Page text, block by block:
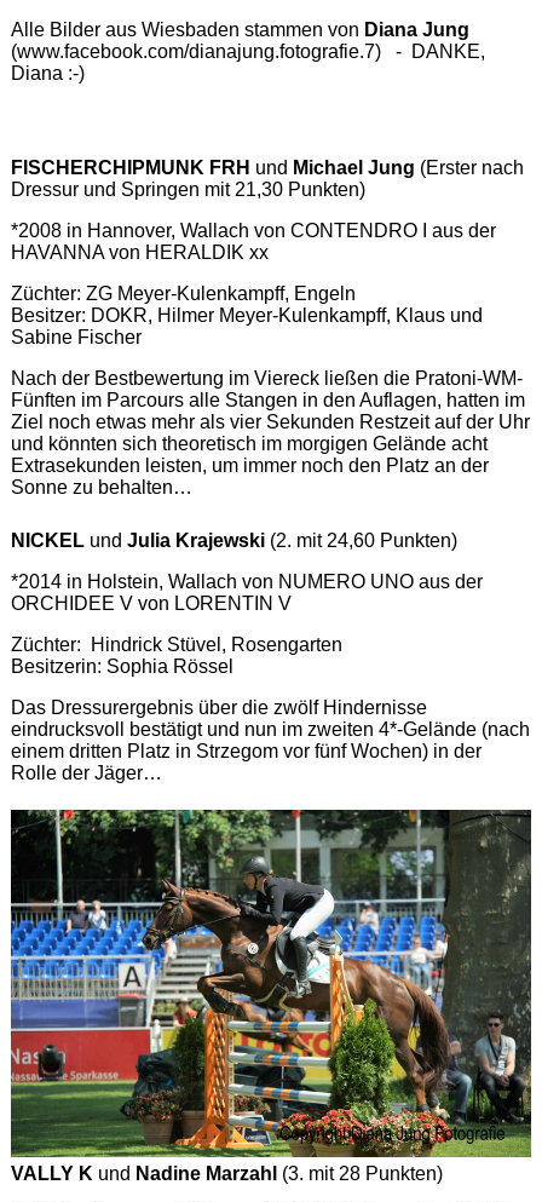
Alle Bilder aus Wiesbaden stammen von Diana Jung
(www.facebook.com/dianajung.fotografie.7) - DANKE,
Diana :-)
FISCHERCHIPMUNK FRH und Michael Jung (Erster nach
Dressur und Springen mit 21,30 Punkten)
*2008 in Hannover, Wallach von CONTENDRO I aus der
HAVANNA von HERALDIK xx
Züchter: ZG Meyer-Kulenkampff, Engeln
Besitzer: DOKR, Hilmer Meyer-Kulenkampff, Klaus und
Sabine Fischer
Nach der Bestbewertung im Viereck ließen die Pratoni-WM-
Fünften im Parcours alle Stangen in den Auflagen, hatten im
Ziel noch etwas mehr als vier Sekunden Restzeit auf der Uhr
und könnten sich theoretisch im morgigen Gelände acht
Extrasekunden leisten, um immer noch den Platz an der
Sonne zu behalten…
NICKELund Julia Krajewski(2. mit 24,60 Punkten)
*2014 in Holstein, Wallach von NUMERO UNO aus der
ORCHIDEE V von LORENTIN V
Züchter: Hindrick Stüvel, Rosengarten
Besitzerin: Sophia Rössel
Das Dressurergebnis über die zwölf Hindernisse
eindrucksvoll bestätigt und nun im zweiten 4*-Gelände (nach
einem dritten Platz in Strzegom vor fünf Wochen) in der
Rolle der Jäger…
VALLY K und Nadine Marzahl (3. mit 28 Punkten)